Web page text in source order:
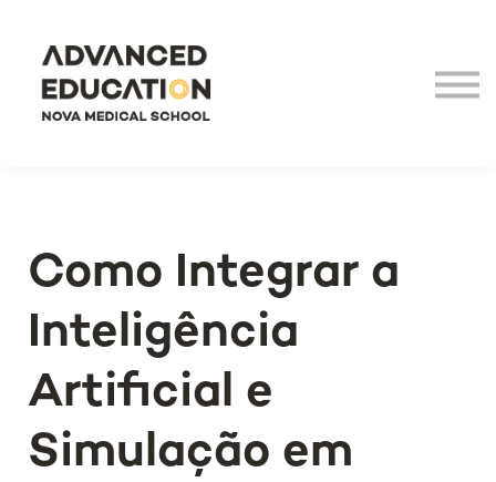
NOVA Medical School
Como Integrar a
Inteligência
Artificial e
Simulação em